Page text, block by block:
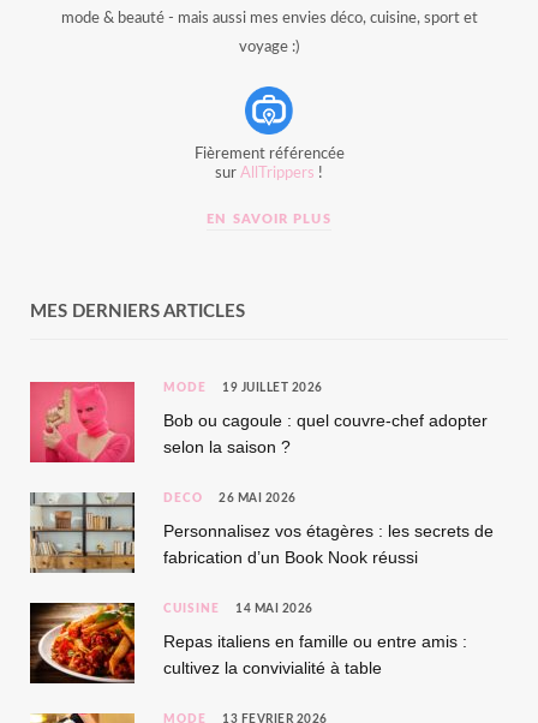
mode & beauté - mais aussi mes envies déco, cuisine, sport et
voyage :)
Fièrement référencée
sur AllTrippers !
EN SAVOIR PLUS
MES DERNIERS ARTICLES
MODE 19 JUILLET 2026
Bob ou cagoule : quel couvre-chef adopter
selon la saison ?
DÉCO 26 MAI 2026
Personnalisez vos étagères : les secrets de
fabrication d’un Book Nook réussi
CUISINE 14 MAI 2026
Repas italiens en famille ou entre amis :
cultivez la convivialité à table
MODE 13 FÉVRIER 2026